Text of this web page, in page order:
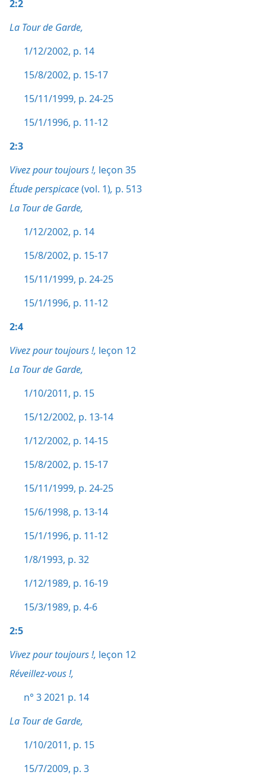
2:2
La Tour de Garde,
1/12/2002, p. 14
15/8/2002, p. 15-17
15/11/1999, p. 24-25
15/1/1996, p. 11-12
2:3
Vivez pour toujours !, leçon 35
Étude perspicace(vol. 1), p. 513
La Tour de Garde,
1/12/2002, p. 14
15/8/2002, p. 15-17
15/11/1999, p. 24-25
15/1/1996, p. 11-12
2:4
Vivez pour toujours !, leçon 12
La Tour de Garde,
1/10/2011, p. 15
15/12/2002, p. 13-14
1/12/2002, p. 14-15
15/8/2002, p. 15-17
15/11/1999, p. 24-25
15/6/1998, p. 13-14
15/1/1996, p. 11-12
1/8/1993, p. 32
1/12/1989, p. 16-19
15/3/1989, p. 4-6
2:5
Vivez pour toujours !, leçon 12
Réveillez-vous !,
n° 3 2021 p. 14
La Tour de Garde,
1/10/2011, p. 15
15/7/2009, p. 3